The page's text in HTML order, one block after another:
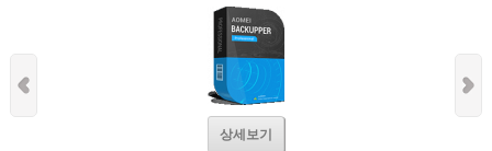
상세보기